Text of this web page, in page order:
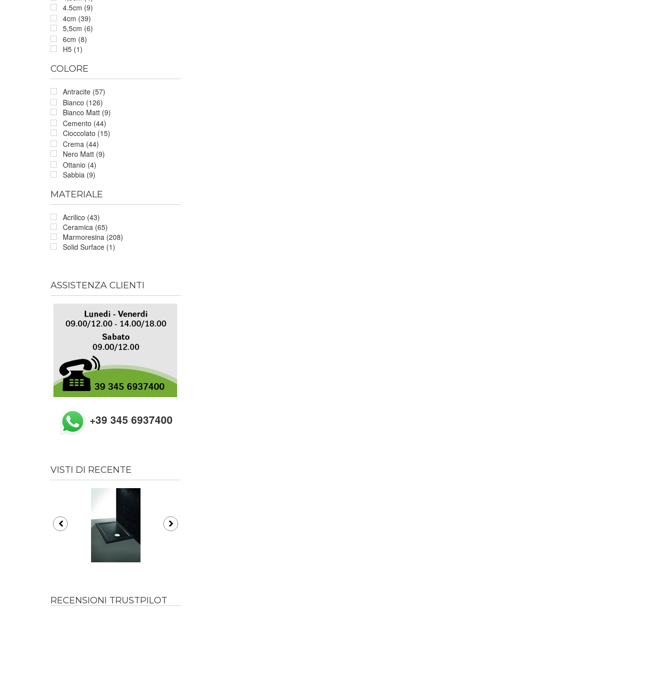
4.5cm (9)
4cm (39)
5,5cm (6)
6cm (8)
H5 (1)
COLORE
Antracite (57)
Bianco (126)
Bianco Matt (9)
Cemento (44)
Cioccolato (15)
Crema (44)
Nero Matt (9)
Ottanio (4)
Sabbia (9)
MATERIALE
Acrilico (43)
Ceramica (65)
Marmoresina (208)
Solid Surface (1)
ASSISTENZA CLIENTI
+39 345 6937400
VISTI DI RECENTE
RECENSIONI TRUSTPILOT